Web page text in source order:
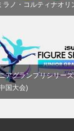
ラノ・コルティナオリ
アグランプリシリー
国大会)